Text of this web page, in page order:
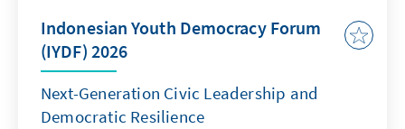
Indonesian Youth Democracy Forum
(IYDF) 2026
Next-Generation Civic Leadership and
Democratic Resilience